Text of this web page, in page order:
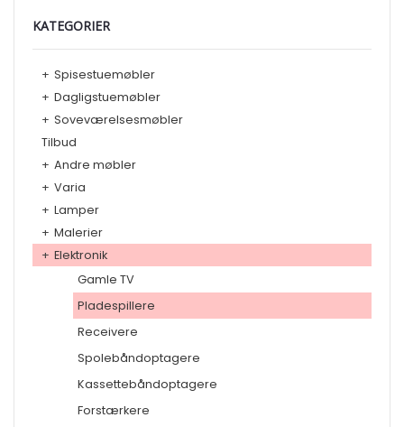
KATEGORIER
+ Spisestuemøbler
+ Dagligstuemøbler
+ Soveværelsesmøbler
Tilbud
+ Andre møbler
+ Varia
+ Lamper
+ Malerier
+ Elektronik
Gamle TV
Pladespillere
Receivere
Spolebåndoptagere
Kassettebåndoptagere
Forstærkere